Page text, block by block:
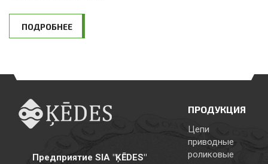
ПОДРОБНЕЕ
Предприятие SIA "ĶĒDES"
ПРОДУКЦИЯ
Цепи
приводные
роликовые